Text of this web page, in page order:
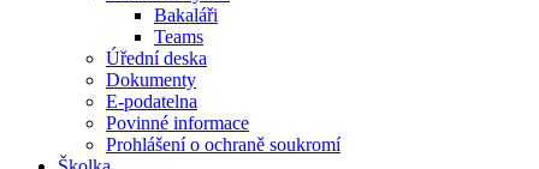
Bakaláři
Teams
Úřední deska
Dokumenty
E-podatelna
Povinné informace
Prohlášení o ochraně soukromí